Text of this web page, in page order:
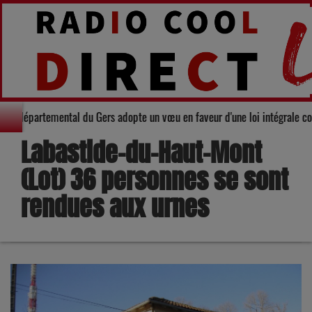
Le Conseil départemental du Gers adopte un vœu en faveur d'une loi
Labastide-du-Haut-Mont
(Lot) 36 personnes se sont
rendues aux urnes